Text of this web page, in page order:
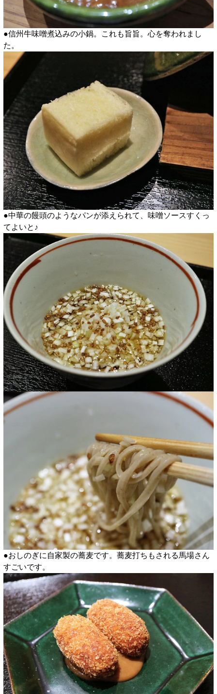
●信州牛味噌煮込みの小鍋。これも旨旨。心を奪われまし
た。
●中華の饅頭のようなパンが添えられて、味噌ソースすくっ
てよいと♪
●おしのぎに自家製の蕎麦です。蕎麦打ちもされる馬場さん
すごいです。